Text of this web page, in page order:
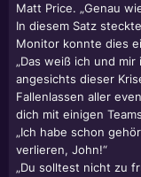
Matt Price. „Genau
In diesem Satz
Monitor konnte dies
„Das weiß ich und
angesichts dieser
Fallenlassen aller
dich mit einigen
„Ich habe schon
verlieren, John!“
„Du solltest nicht zu